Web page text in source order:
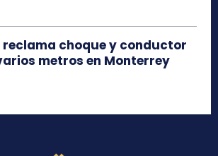
reclama choque y conductor
metros en Monterrey